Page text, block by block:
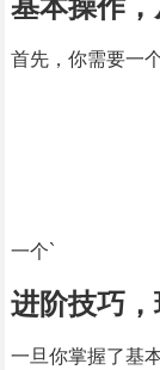
基本操作
首先，你需要一
一个`
进阶技巧
一旦你掌握了基